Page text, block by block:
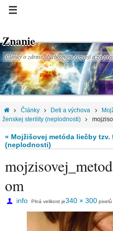
Znanie
Články o zdraví, duchovnom rozvoji a za
Články Deti a výchova
ženskej sterility (neplodnosti)
« Mojžišovej metóda liečby
(neplodnosti)
om
info Plná velikost je340 × 300 pixelů